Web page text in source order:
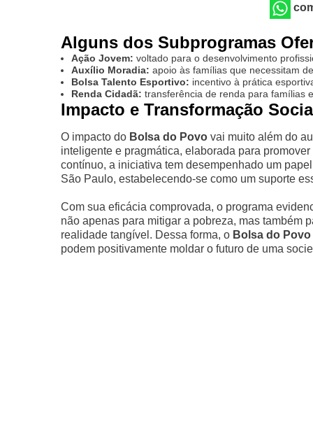
Alguns dos Subprogramas
Ação Jovem: voltado para o desenvolvimento
Auxílio Moradia: apoio às famílias que necessitam
Bolsa Talento Esportivo: incentivo à prática
Renda Cidadã: transferência de renda para famílias
Impacto e Transformação
O impacto do Bolsa do Povo vai muito além do
inteligente e pragmática, elaborada para
contínuo, a iniciativa tem desempenhado um
São Paulo, estabelecendo-se como um suporte
Com sua eficácia comprovada, o programa
não apenas para mitigar a pobreza, mas também
realidade tangível. Dessa forma, o Bolsa do Povo
podem positivamente moldar o futuro de uma